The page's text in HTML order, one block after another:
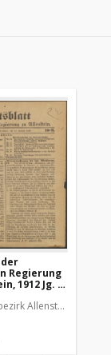
Regierung
1912 Jg. 8,
Allenstein